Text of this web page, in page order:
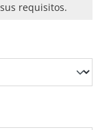
requisitos.